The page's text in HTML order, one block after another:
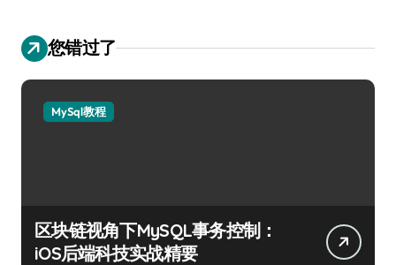
您错过了
MySql教程
区块链视角下MySQL事务控制：
iOS后端科技实战精要